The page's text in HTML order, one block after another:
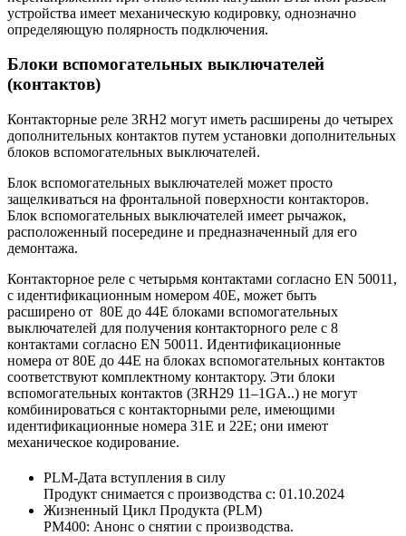
устройства имеет механическую кодировку, однозначно
определяющую полярность подключения.
Блоки вспомогательных выключателей
(контактов)
Контакторные реле 3RH2 могут иметь расширены до четырех
дополнительных контактов путем установки дополнительных
блоков вспомогательных выключателей.
Блок вспомогательных выключателей может просто
защелкиваться на фронтальной поверхности контакторов.
Блок вспомогательных выключателей имеет рычажок,
расположенный посередине и предназначенный для его
демонтажа.
Контакторное реле с четырьмя контактами согласно EN 50011,
с идентификационным номером 40E, может быть
расширено от 80E до 44E блоками вспомогательных
выключателей для получения контакторного реле с 8
контактами согласно EN 50011. Идентификационные
номера от 80E до 44E на блоках вспомогательных контактов
соответствуют комплектному контактору. Эти блоки
вспомогательных контактов (3RH29 11–1GA..) не могут
комбинироваться с контакторными реле, имеющими
идентификационные номера 31E и 22E; они имеют
механическое кодирование.
PLM-Дата вступления в силу
Продукт снимается с производства с: 01.10.2024
Жизненный Цикл Продукта (PLM)
PM400: Анонс о снятии с производства.